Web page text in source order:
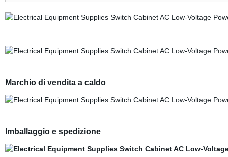
Marchio di vendita a caldo
Imballaggio e spedizione